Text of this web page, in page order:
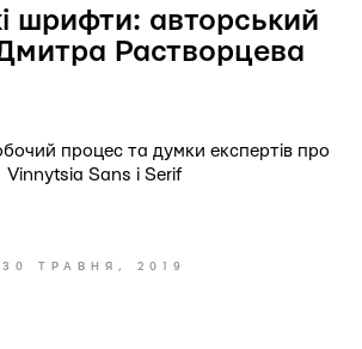
шрифти: авторський
Растворцева
процес та думки експертів про
Vinnytsia Sans i Serif
30 ТРАВНЯ, 2019